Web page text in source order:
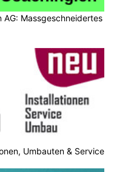
AG: Massgeschneidertes
Umbauten & Service